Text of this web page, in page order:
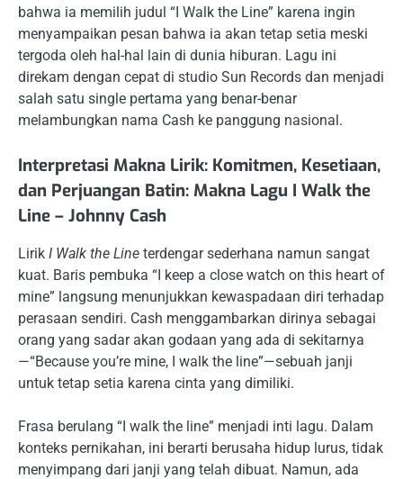
bahwa ia memilih judul “I Walk the Line” karena ingin
menyampaikan pesan bahwa ia akan tetap setia meski
tergoda oleh hal-hal lain di dunia hiburan. Lagu ini
direkam dengan cepat di studio Sun Records dan menjadi
salah satu single pertama yang benar-benar
melambungkan nama Cash ke panggung nasional.
Interpretasi Makna Lirik: Komitmen, Kesetiaan,
dan Perjuangan Batin: Makna Lagu I Walk the
Line – Johnny Cash
Lirik I Walk the Line terdengar sederhana namun sangat
kuat. Baris pembuka “I keep a close watch on this heart of
mine” langsung menunjukkan kewaspadaan diri terhadap
perasaan sendiri. Cash menggambarkan dirinya sebagai
orang yang sadar akan godaan yang ada di sekitarnya
—“Because you’re mine, I walk the line”—sebuah janji
untuk tetap setia karena cinta yang dimiliki.
Frasa berulang “I walk the line” menjadi inti lagu. Dalam
konteks pernikahan, ini berarti berusaha hidup lurus, tidak
menyimpang dari janji yang telah dibuat. Namun, ada